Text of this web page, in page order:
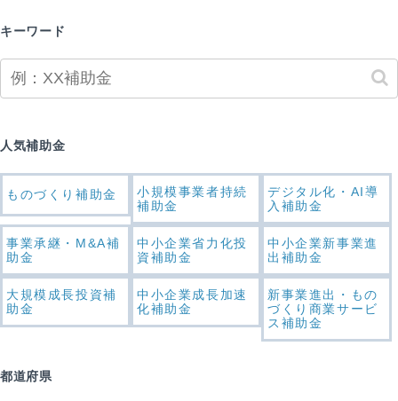
キーワード
人気補助金
ものづくり補助金
小規模事業者持続
補助金
デジタル化・AI導
入補助金
事業承継・M&A補
助金
中小企業省力化投
資補助金
中小企業新事業進
出補助金
大規模成長投資補
助金
中小企業成長加速
化補助金
新事業進出・もの
づくり商業サービ
ス補助金
都道府県